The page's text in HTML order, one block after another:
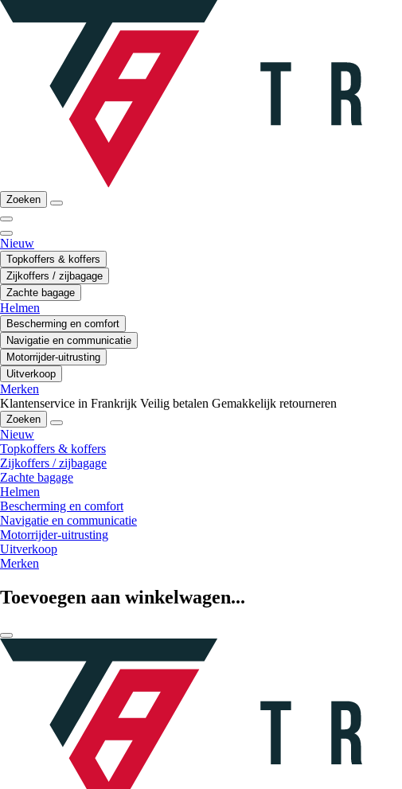
Zoeken
Nieuw
Topkoffers & koffers
Zijkoffers / zijbagage
Zachte bagage
Helmen
Bescherming en comfort
Navigatie en communicatie
Motorrijder-uitrusting
Uitverkoop
Merken
Klantenservice in Frankrijk Veilig betalen Gemakkelijk retourneren
Zoeken
Nieuw
Topkoffers & koffers
Zijkoffers / zijbagage
Zachte bagage
Helmen
Bescherming en comfort
Navigatie en communicatie
Motorrijder-uitrusting
Uitverkoop
Merken
Toevoegen aan winkelwagen...